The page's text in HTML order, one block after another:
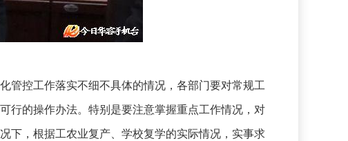
管控工作落实不细不具体的情况，各部门要对常规工
行的操作办法。特别是要注意掌握重点工作情况，对
下，根据工农业复产、学校复学的实际情况，实事求